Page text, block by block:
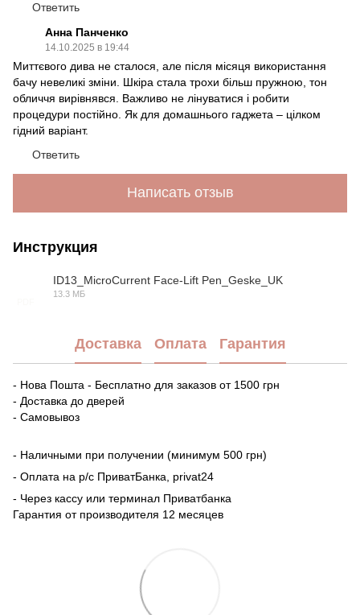
Ответить
Анна Панченко
14.10.2025 в 19:44
Миттєвого дива не сталося, але після місяця використання
бачу невеликі зміни. Шкіра стала трохи більш пружною, тон
обличчя вирівнявся. Важливо не лінуватися і робити
процедури постійно. Як для домашнього гаджета – цілком
гідний варіант.
Ответить
Написать отзыв
Инструкция
ID13_MicroCurrent Face-Lift Pen_Geske_UK
13.3 МБ
Доставка Оплата Гарантия
- Нова Пошта - Бесплатно для заказов от 1500 грн
- Доставка до дверей
- Самовывоз
- Наличными при получении (минимум 500 грн)
- Оплата на р/с ПриватБанка, privat24
- Через кассу или терминал Приватбанка
Гарантия от производителя 12 месяцев